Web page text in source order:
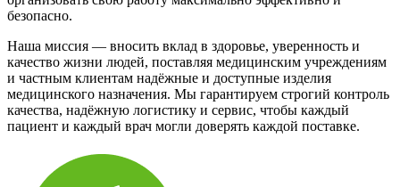
безопасно.
Наша миссия — вносить вклад в здоровье, уверенность и
качество жизни людей, поставляя медицинским учреждениям
и частным клиентам надёжные и доступные изделия
медицинского назначения. Мы гарантируем строгий контроль
качества, надёжную логистику и сервис, чтобы каждый
пациент и каждый врач могли доверять каждой поставке.